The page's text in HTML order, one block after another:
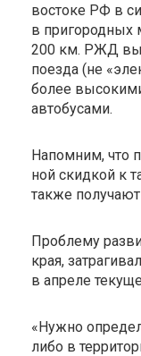
востоке РФ в
в пригородных
200 км. РЖД
поезда (не
более
автобусами.
Напомним, что
ной скидкой к
также
Проблему
края,
в апреле
«Нужно
либо в